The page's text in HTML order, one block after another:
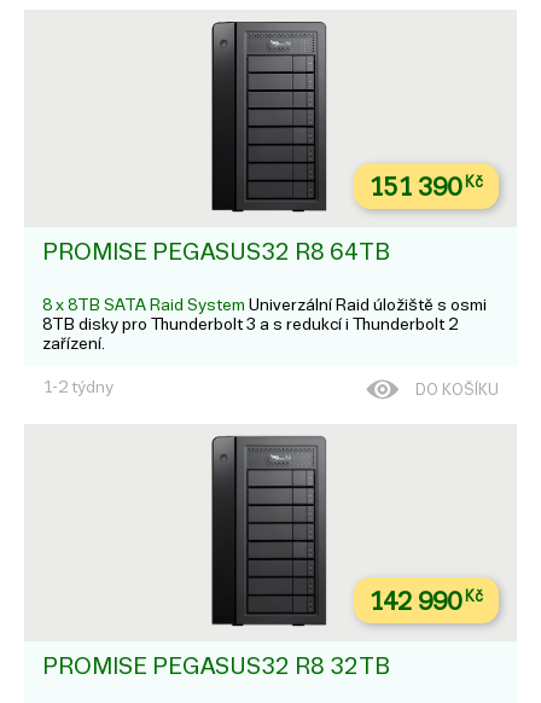
151 390Kč
PROMISE PEGASUS32 R8 64TB
8 x 8TB SATA Raid System Univerzální Raid úložiště s osmi
8TB disky pro Thunderbolt 3 a s redukcí i Thunderbolt 2
zařízení.
1-2 týdny DO KOŠÍKU
142 990Kč
PROMISE PEGASUS32 R8 32TB